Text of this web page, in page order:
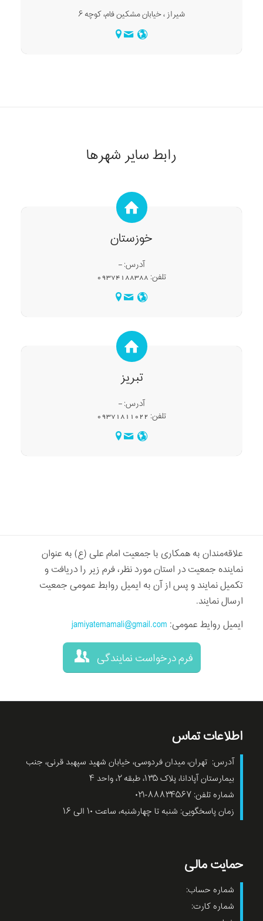
شیراز ، خیابان مشکین فام، کوچه ۶
رابط سایر شهرها
خوزستان
آدرس: –
تلفن: 09374188388
تبریز
آدرس: –
تلفن: 09371811022
علاقه‌مندان به همکاری با جمعیت امام علی (ع) به عنوان
نماینده جمعیت در استان مورد نظر، فرم زیر را دریافت و
تکمیل نمایند و پس از آن به ایمیل روابط عمومی جمعیت
ارسال نمایند.
ایمیل روایط عمومی: jamiyatemamali@gmail.com
فرم درخواست نمایندگی
اطلاعات تماس
آدرس: تهران، میدان فردوسی، خیابان شهید سپهبد قرنی، جنب
بیمارستان آپادانا، پلاک ۱۳۵، طبقه ۲، واحد ۴
شماره تلفن: ۸۸۸۳۴۵۶۷-۰۲۱
زمان پاسخگویی: شنبه تا چهارشنبه، ساعت ۱۰ الی ۱۶
حمایت مالی
شماره حساب:
شماره کارت: